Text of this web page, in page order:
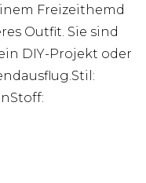
Freizeithemd
Outfit. Sie sind
DIY-Projekt oder